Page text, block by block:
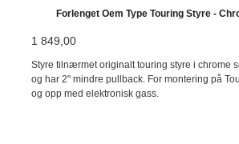
Forlenget Oem Type Touring Styre -
1 849,00
Styre tilnærmet originalt touring styre i chrome
og har 2" mindre pullback. For montering på
og opp med elektronisk gass.